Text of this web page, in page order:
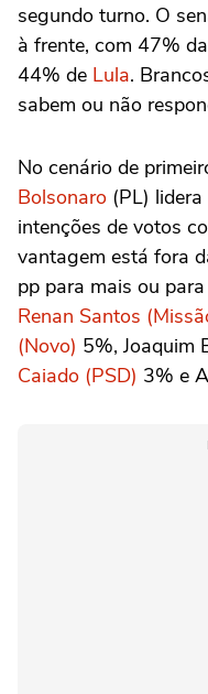
segundo turno. O
à frente, com 47%
44% de Lula.
sabem ou não
No cenário de
Bolsonaro (PL)
intenções de votos
vantagem está fora
pp para mais ou
Renan Santos
(Novo) 5%, Joaquim
Caiado (PSD) 3% e